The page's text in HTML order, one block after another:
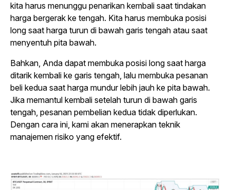
kita harus menunggu penarikan kembali saat tindakan
harga bergerak ke tengah. Kita harus membuka posisi
long saat harga turun di bawah garis tengah atau saat
menyentuh pita bawah.
Bahkan, Anda dapat membuka posisi long saat harga
ditarik kembali ke garis tengah, lalu membuka pesanan
beli kedua saat harga mundur lebih jauh ke pita bawah.
Jika memantul kembali setelah turun di bawah garis
tengah, pesanan pembelian kedua tidak diperlukan.
Dengan cara ini, kami akan menerapkan teknik
manajemen risiko yang efektif.